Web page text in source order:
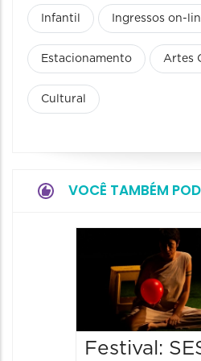
Infantil Ingressos on-
Estacionamento Artes
Cultural
VOCÊ TAMBÉM
Festival: